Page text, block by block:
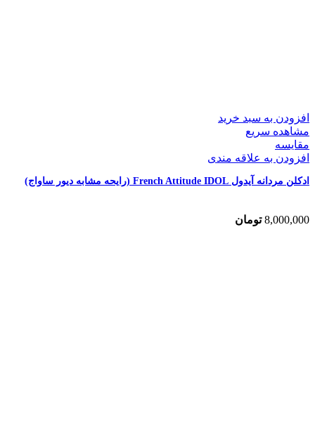
افزودن به سبد خرید
مشاهده سریع
مقایسه
افزودن به علاقه مندی
ادکلن مردانه آیدول French Attitude IDOL (رایحه مشابه دیور ساواج)
8,000,000 تومان